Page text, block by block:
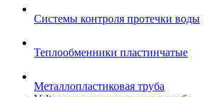
Системы контроля протечки воды
Теплообменники пластинчатые
Металлопластиковая труба